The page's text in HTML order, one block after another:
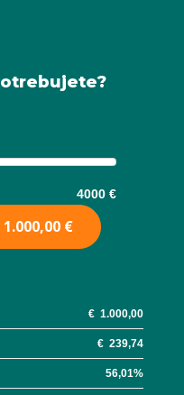
4000 €
1.000,00 €
€1.000,00
€239,74
56,01%